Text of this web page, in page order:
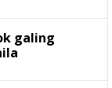
galing